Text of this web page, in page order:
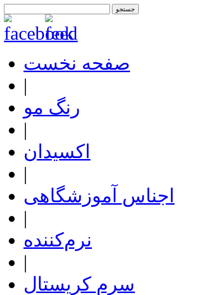
صفحه نخست
|
رنگ مو
|
اکسیدان
|
اجناس آموزشگاهی
|
نرم‌کننده
|
سرم کریستال